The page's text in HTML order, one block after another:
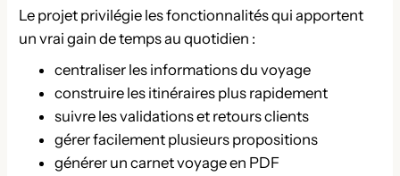
Le projet privilégie les fonctionnalités qui apportent
un vrai gain de temps au quotidien :
centraliser les informations du voyage
construire les itinéraires plus rapidement
suivre les validations et retours clients
gérer facilement plusieurs propositions
générer un carnet voyage en PDF